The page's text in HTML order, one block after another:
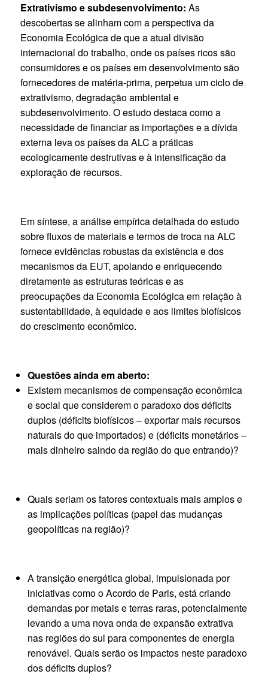
Extrativismo e subdesenvolvimento: As
descobertas se alinham com a perspectiva da
Economia Ecológica de que a atual divisão
internacional do trabalho, onde os países ricos são
consumidores e os países em desenvolvimento são
fornecedores de matéria-prima, perpetua um ciclo de
extrativismo, degradação ambiental e
subdesenvolvimento. O estudo destaca como a
necessidade de financiar as importações e a dívida
externa leva os países da ALC a práticas
ecologicamente destrutivas e à intensificação da
exploração de recursos.
Em síntese, a análise empírica detalhada do estudo
sobre fluxos de materiais e termos de troca na ALC
fornece evidências robustas da existência e dos
mecanismos da EUT, apoiando e enriquecendo
diretamente as estruturas teóricas e as
preocupações da Economia Ecológica em relação à
sustentabilidade, à equidade e aos limites biofísicos
do crescimento econômico.
Questões ainda em aberto:
Existem mecanismos de compensação econômica
e social que considerem o paradoxo dos déficits
duplos (déficits biofísicos – exportar mais recursos
naturais do que importados) e (déficits monetários –
mais dinheiro saindo da região do que entrando)?
Quais seriam os fatores contextuais mais amplos e
as implicações políticas (papel das mudanças
geopolíticas na região)?
A transição energética global, impulsionada por
iniciativas como o Acordo de Paris, está criando
demandas por metais e terras raras, potencialmente
levando a uma nova onda de expansão extrativa
nas regiões do sul para componentes de energia
renovável. Quais serão os impactos neste paradoxo
dos déficits duplos?